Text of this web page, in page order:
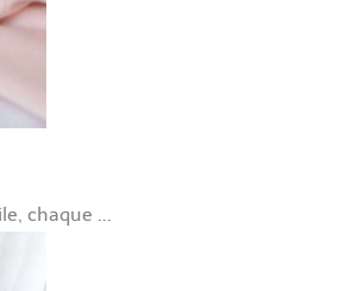
chaque ...